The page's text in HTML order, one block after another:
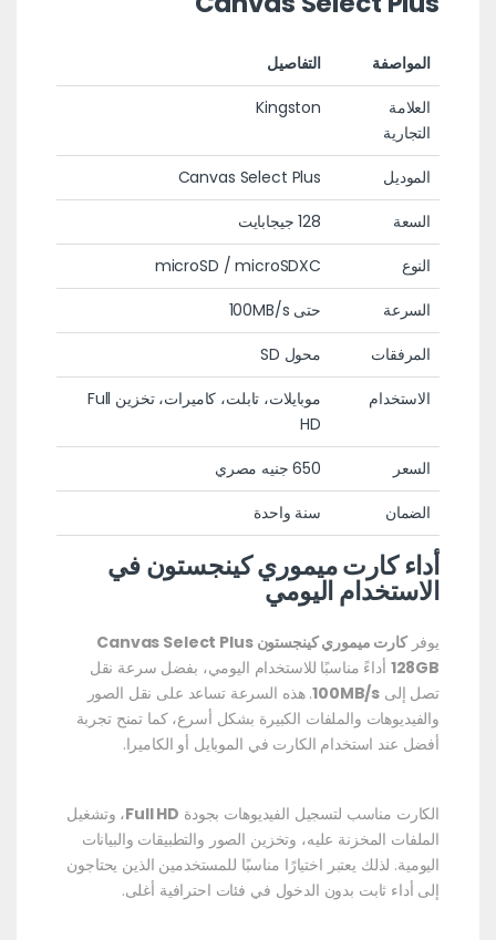
المواصفة
التفاصيل
العلامة
التجارية
Kingston
الموديل
Canvas Select Plus
السعة
128 جيجابايت
النوع
microSD / microSDXC
السرعة
حتى 100MB/s
المرفقات
محول SD
الاستخدام
موبايلات، تابلت، كاميرات، تخزين Full
HD
السعر
650 جنيه مصري
الضمان
سنة واحدة
أداء كارت ميموري كينجستون في
الاستخدام اليومي
يوفر
كارت ميموري كينجستون Canvas Select Plus
128GB أداءً مناسبًا للاستخدام اليومي، بفضل سرعة نقل
تصل إلى 100MB/s. هذه السرعة تساعد على نقل الصور
والفيديوهات والملفات الكبيرة بشكل أسرع، كما تمنح تجربة
أفضل عند استخدام الكارت في الموبايل أو الكاميرا.
الكارت مناسب لتسجيل الفيديوهات بجودة Full HD، وتشغيل
الملفات المخزنة عليه، وتخزين الصور والتطبيقات والبيانات
اليومية. لذلك يعتبر اختيارًا مناسبًا للمستخدمين الذين يحتاجون
إلى أداء ثابت بدون الدخول في فئات احترافية أغلى.